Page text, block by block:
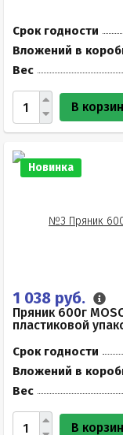
Срок годности
Вложений в
Вес
В
Новинка
1 038 руб.
Пряник 600г
пластиковой
Срок годности
Вложений в
Вес
В